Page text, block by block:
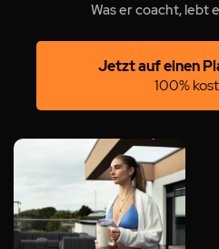
Was er coacht, lebt
Jetzt auf einen
100%